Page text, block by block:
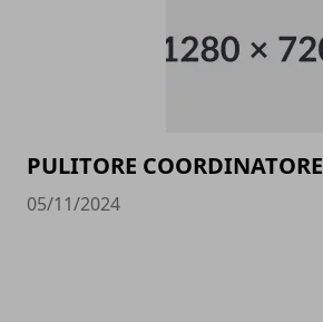
PULITORE COORDINATORE
05/11/2024